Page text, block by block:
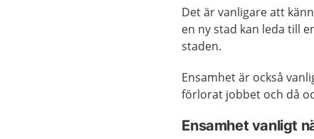
Det är vanligare att
en ny stad kan leda till
staden.
Ensamhet är också
förlorat jobbet och då
Ensamhet vanligt